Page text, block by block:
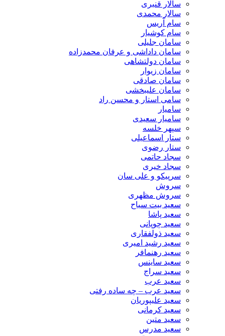
سالار قنبری
سالار محمدی
سام آریس
سام کوشیار
سامان جلیلی
سامان داداشی و عرفان محمدزاده
سامان دولتشاهی
سامان زیوار
سامان صادقی
سامان علیبخشی
سامی استار و محسن راد
سامیار
سامیار سعیدی
سپهر خلسه
ستار اسماعیلی
ستار رضوی
سجاد حاتمی
سجاد خیری
سرپیکو و علی سان
سروش
سروش مظهری
سعید بیت سیاح
سعید پاشا
سعید چوپانی
سعید ذولفقاری
سعید رشید امیری
سعید رهنمافر
سعید ساینس
سعید سراج
سعید عرب
سعید عرب – چه ساده رفتی
سعید علیپوریان
سعید کرمانی
سعید متین
سعید مدرس